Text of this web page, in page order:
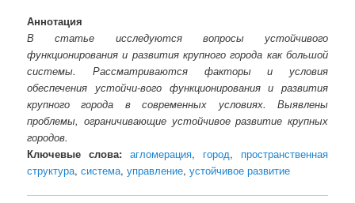
Аннотация
В статье исследуются вопросы устойчивого
функционирования и развития крупного города как большой
системы. Рассматриваются факторы и условия
обеспечения устойчи-вого функционирования и развития
крупного города в современных условиях. Выявлены
проблемы, ограничивающие устойчивое развитие крупных
городов.
Ключевые слова: агломерация, город, пространственная
структура,система,управление,устойчивое развитие